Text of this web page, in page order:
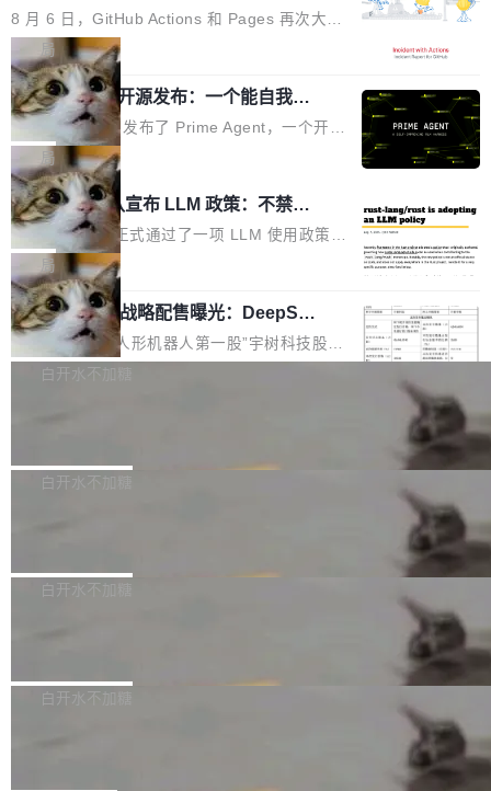
026 的读者：「看了篇 ...
认为最重要的一个——复杂度恰到好处，刚好能
驱动你去学 CuTe，但还没被那些"邪恶的" Hopp
er++ 优化所淹没，足够容易修改和适配。 更关
键的是 FA2 的持久性...
型智能设备的开发、连接与互联提供关键支撑，
也为产业链企业探索产品创新与商业增长打开新
的空间。 8月14日，开源鸿蒙智能硬件开发者日
（OHDD：OpenHarmony Hardware Develope
r Day）将在杭州启航。活动面向智能硬件产业
链企业和开发者，邀请行业专家与资深技术顾
问，围绕开源鸿蒙技术能力、设备适配、芯片适
配、功耗与稳定性调优、兼容性测评及统一互联
等内容展开系统讲解和实战交流，帮助企业进一
步了解开源鸿蒙在智能...
8 月 6 日，GitHub Actions 和 Pages 再次大规
模服务降级，Actions 完全不可用超过 5 小时，
webhook 停发，连自托管 runner 也因调度层故
障无法工作。Pages、Copilot code review、C
opilot coding agent 全部受影响。从检测到完全
恢复，大约 12 小时。 这是 2026 年 8 月的第六
起事故，其中四起与 AI/Copilot 服务相关。 Git
Hub 员工 kdaigle 在 HN 讨论中贴出了一组数
据：2025 年全年 10 亿次 commit。现在，每周
2.75 亿次，全年预计 140 亿次。GitHub...
局
Prime Agent 开源发布：一个能自我改
进的编程 Agent，ARC-AGI 3 超越人类
专家基线
Prime Intellect 发布了 Prime Agent，一个开源
的编程 Agent Harness，核心设计围绕两个抽
象：Recursive Language Model（RLM）和 C
ontinual Harness。在 ARC-AGI 3 基准测试
上，Prime Agent + Opus 5 的组合达到了 95.
5% RHAE Best@1，超过了 ARC 报告的人类专
家基线 95.4%。 不是又一个 coding agent 包装
器 Prime Agent 的架构和市面上大多数 coding
agent 有本质区别。大多数 agent harness 的设
计是基于早期模型的能力—...
局
Rust 项目团队宣布 LLM 政策：不禁
止，但你要承认哪些代码不是你写的
Rust 语言项目正式通过了一项 LLM 使用政策，
覆盖 rust-lang/rust 单一仓库的代码贡献。这不
是项目级别的官方立场，目前由五个团队采纳，
但它可能是主流开源项目中关于 AI 辅助贡献最
细致的一份规则。 政策的核心只有一句话：LLM
可以用来分析、提炼、审阅、建议，但不能用来
不得生成涉及安全性的关键变更，除非作者本身
局
宇树科技 IPO 战略配售曝光：DeepSe
ek 获配 93.3 万股，锁定 36 个月
8月6日晚间，“人形机器人第一股”宇树科技股份
有限公司披露IPO发行价格及战略配售结果，杭
36个月。 公告显示，本次宇树科技战略配售对
员工参与设立的专项资产管理计划。其中，Dee
获配9...
白开水不加糖
Bug fixes and enhancements 修复多次传递同
一个回归问题，该问题导致拉取镜像时会拒绝包
题，该问题可能导致在旧版 Linux 内核...
白开水不加糖
e 孵化器项目管理委员会（IPMC）投票中获得
P）！这一里程碑不仅标志着 Fluss 迈入新的发
白开水不加糖
长期停止内容更新，未能实现其作为“AI版维基百
白开水不加糖